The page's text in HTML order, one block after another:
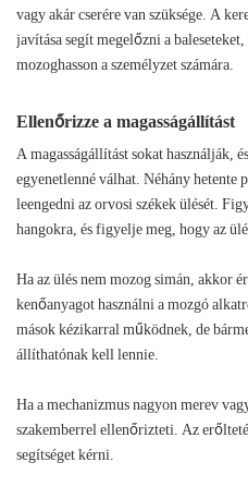
vagy akár cserére van szüksége. A
javítása segít megelőzni a
mozoghasson a személyzet számára.
Ellenőrizze a magasságállítást
A magasságállítást sokat használják,
egyenetlenné válhat. Néhány hetente
leengedni az orvosi székek ülését.
hangokra, és figyelje meg, hogy az
Ha az ülés nem mozog simán, akkor
kenőanyagot használni a mozgó
mások kézikarral működnek, de
állíthatónak kell lennie.
Ha a mechanizmus nagyon merev
szakemberrel ellenőrizteti. Az
segítséget kérni.